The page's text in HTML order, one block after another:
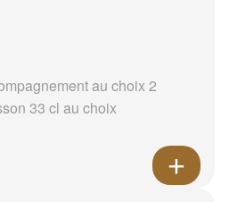
au choix 2
33 cl au choix